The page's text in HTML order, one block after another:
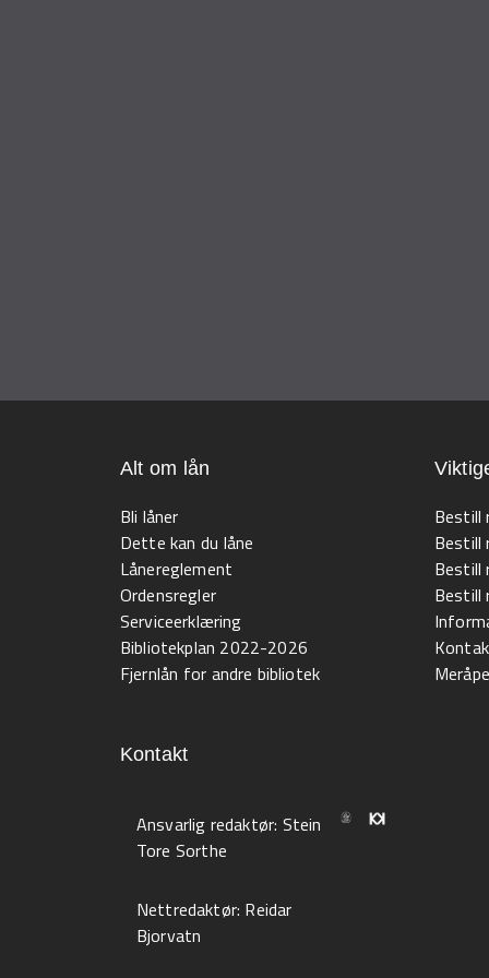
Alt om lån
Bli låner
Dette kan du låne
Lånereglement
Ordensregler
Serviceerklæring
Bibliotekplan 2022-2026
Fjernlån for andre bibliotek
Bestill
Bestill
Bestill
Bestill
Kontakt
Ansvarlig redaktør: Stein
Tore Sorthe
Nettredaktør: Reidar
Bjorvatn